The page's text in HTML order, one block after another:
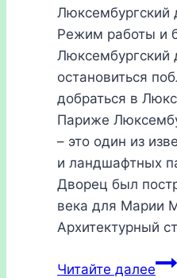
Режим работы и
Люксембургский
остановиться
добраться в
Париже
– это один из
и ландшафтных
Дворец был
века для Марии
Архитектурный
Читайте далее